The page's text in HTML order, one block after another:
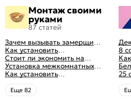
Монтаж своими
руками
87 статей
Зачем вызывать замерщика
для установки дверей
Как установить
межкомнатную дверь
самостоятельно: советы
профессионала
Стоит ли экономить на
установке дверей
Установка межкомнатных
дверей своими руками:
правила монтажа,
инструкция и полезные
советы
Как установить
металлические двери в
квартире
Eще 82
8
25
+